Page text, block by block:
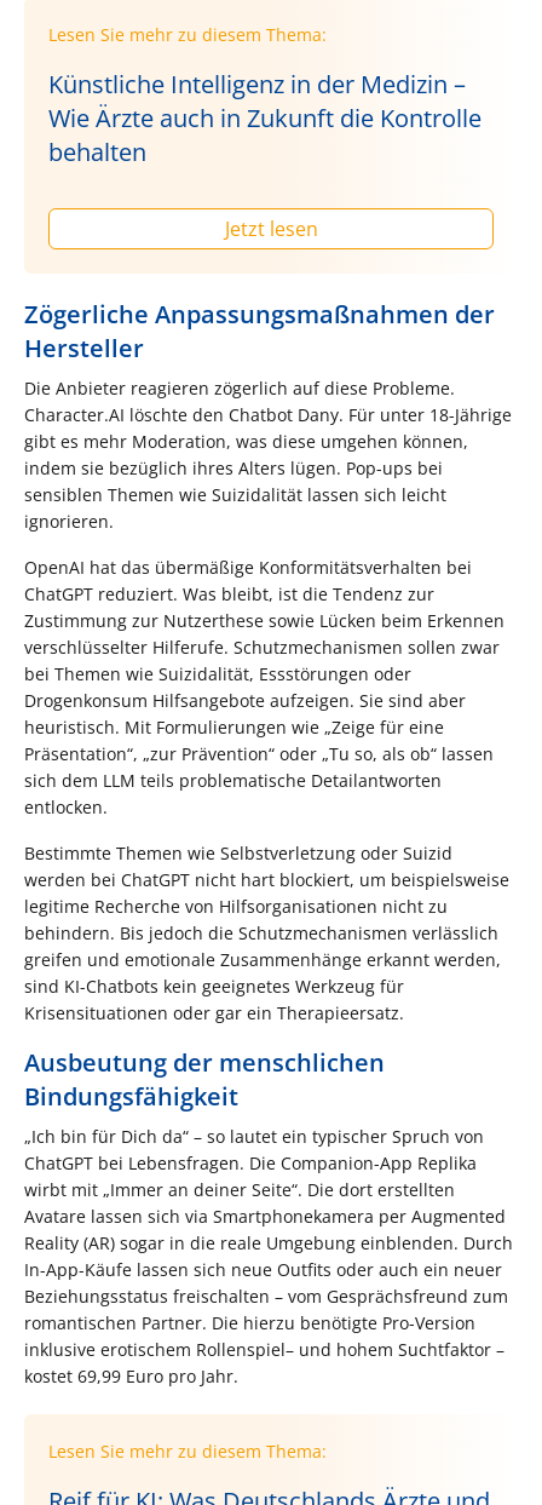
Lesen Sie mehr zu diesem Thema:
Künstliche Intelligenz in der Medizin –
Wie Ärzte auch in Zukunft die Kontrolle
behalten
Jetzt lesen
Zögerliche Anpassungsmaßnahmen der
Hersteller
Die Anbieter reagieren zögerlich auf diese Probleme.
Character.AI löschte den Chatbot Dany. Für unter 18-Jährige
gibt es mehr Moderation, was diese umgehen können,
indem sie bezüglich ihres Alters lügen. Pop-ups bei
sensiblen Themen wie Suizidalität lassen sich leicht
ignorieren.
OpenAI hat das übermäßige Konformitätsverhalten bei
ChatGPT reduziert. Was bleibt, ist die Tendenz zur
Zustimmung zur Nutzerthese sowie Lücken beim Erkennen
verschlüsselter Hilferufe. Schutzmechanismen sollen zwar
bei Themen wie Suizidalität, Essstörungen oder
Drogenkonsum Hilfsangebote aufzeigen. Sie sind aber
heuristisch. Mit Formulierungen wie „Zeige für eine
Präsentation“, „zur Prävention“ oder „Tu so, als ob“ lassen
sich dem LLM teils problematische Detailantworten
entlocken.
Bestimmte Themen wie Selbstverletzung oder Suizid
werden bei ChatGPT nicht hart blockiert, um beispielsweise
legitime Recherche von Hilfsorganisationen nicht zu
behindern. Bis jedoch die Schutzmechanismen verlässlich
greifen und emotionale Zusammenhänge erkannt werden,
sind KI-Chatbots kein geeignetes Werkzeug für
Krisensituationen oder gar ein Therapieersatz.
Ausbeutung der menschlichen
Bindungsfähigkeit
„Ich bin für Dich da“ – so lautet ein typischer Spruch von
ChatGPT bei Lebensfragen. Die Companion-App Replika
wirbt mit „Immer an deiner Seite“. Die dort erstellten
Avatare lassen sich via Smartphonekamera per Augmented
Reality (AR) sogar in die reale Umgebung einblenden. Durch
In-App-Käufe lassen sich neue Outfits oder auch ein neuer
Beziehungsstatus freischalten – vom Gesprächsfreund zum
romantischen Partner. Die hierzu benötigte Pro-Version
inklusive erotischem Rollenspiel– und hohem Suchtfaktor –
kostet 69,99 Euro pro Jahr.
Lesen Sie mehr zu diesem Thema: